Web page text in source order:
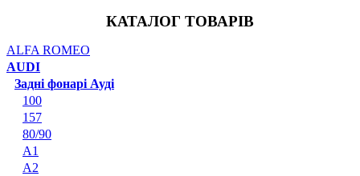
КАТАЛОГ ТОВАРІВ
ALFA ROMEO
AUDI
Задні фонарі Ауді
100
157
80/90
A1
A2